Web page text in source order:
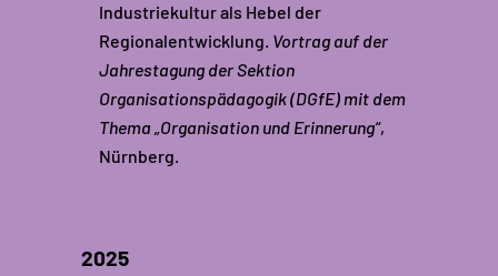
Industriekultur als Hebel der
Regionalentwicklung. Vortrag auf der
Jahrestagung der Sektion
Organisationspädagogik (DGfE) mit dem
Thema „Organisation und Erinnerung“,
Nürnberg.
2025